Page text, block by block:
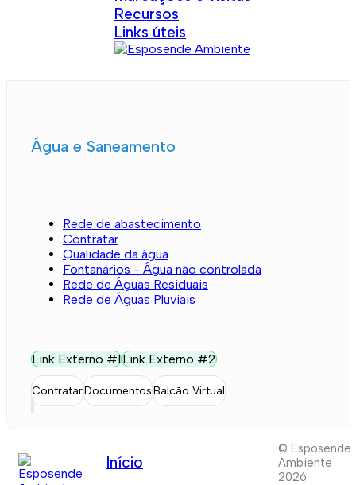
Recursos
Links úteis
Água e Saneamento
Rede de abastecimento
Contratar
Qualidade da água
Fontanários - Água não controlada
Rede de Águas Residuais
Rede de Águas Pluviais
Link Externo #1Link Externo #2
ContratarDocumentosBalcão Virtual
Início
© Esposende
Ambiente
2026